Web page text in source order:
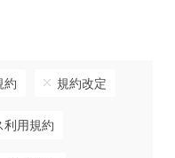
約 規約改定
利用規約